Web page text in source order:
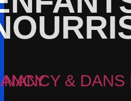
& DANS LE GRAND NANCY